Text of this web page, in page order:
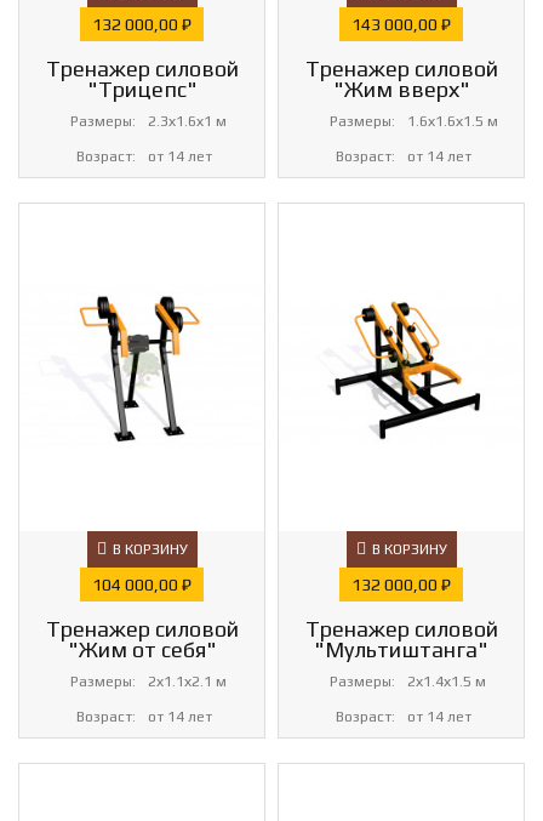
Цена
132 000,00 ₽
Тренажер силовой
"Трицепс"
Размеры: 2.3х1.6х1 м
Возраст: от 14 лет
Цена
143 000,00 ₽
Тренажер силовой
"Жим вверх"
Размеры: 1.6х1.6х1.5 м
Возраст: от 14 лет
В КОРЗИНУ
Цена
104 000,00 ₽
Тренажер силовой
"Жим от себя"
Размеры: 2х1.1х2.1 м
Возраст: от 14 лет
В КОРЗИНУ
Цена
132 000,00 ₽
Тренажер силовой
"Мультиштанга"
Размеры: 2х1.4х1.5 м
Возраст: от 14 лет